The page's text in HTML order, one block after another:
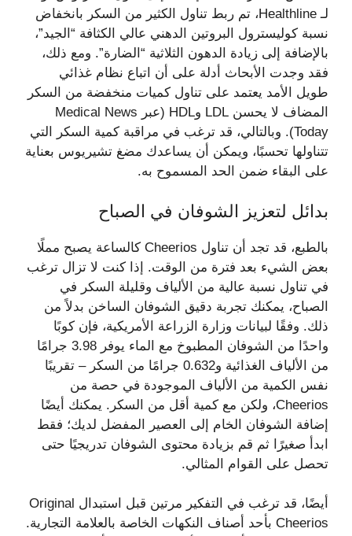
لـ Healthline، تم ربط تناول الكثير من السكر بانخفاض
نسبة كوليسترول البروتين الدهني عالي الكثافة “الجيد”،
بالإضافة إلى زيادة الدهون الثلاثية “الضارة”. ومع ذلك،
فقد وجدت الأبحاث أدلة على أن اتباع نظام غذائي
طويل الأمد يعتمد على تناول كميات منخفضة من السكر
المضاف لا يحسن LDL وHDL (عبر Medical News
Today). وبالتالي، قد ترغب في مراقبة كمية السكر التي
تتناولها تحسبًا، ويمكن أن يساعدك مضغ تشيريوس بعناية
على البقاء ضمن الحد المسموح به.
بدائل لتعزيز الشوفان في الصباح
بالطبع، قد تجد أن تناول Cheerios كالساعة يصبح مملًا
بعض الشيء بعد فترة من الوقت. إذا كنت لا تزال ترغب
في تناول نسبة عالية من الألياف وقليلة السكر في
الصباح، يمكنك تجربة دقيق الشوفان الساخن بدلاً من
ذلك. وفقًا لبيانات وزارة الزراعة الأمريكية، فإن كوبًا
واحدًا من الشوفان المطبوخ مع الماء يوفر 3.98 جرامًا
من الألياف الغذائية و0.632 جرامًا من السكر – تقريبًا
نفس الكمية من الألياف الموجودة في حصة من
Cheerios، ولكن مع كمية أقل من السكر. يمكنك أيضًا
إضافة الشوفان الخام إلى العصير المفضل لديك؛ فقط
ابدأ صغيرًا ثم قم بزيادة محتوى الشوفان تدريجيًا حتى
تحصل على القوام المثالي.
أيضًا، قد ترغب في التفكير مرتين قبل استبدال Original
Cheerios بأحد أصناف النكهات الخاصة بالعلامة التجارية.